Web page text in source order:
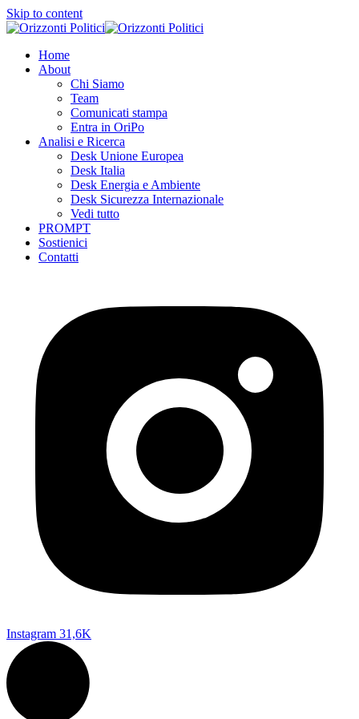
Skip to content
Home
About
Chi Siamo
Team
Comunicati stampa
Entra in OriPo
Analisi e Ricerca
Desk Unione Europea
Desk Italia
Desk Energia e Ambiente
Desk Sicurezza Internazionale
Vedi tutto
PROMPT
Sostienici
Contatti
Instagram 31,6K